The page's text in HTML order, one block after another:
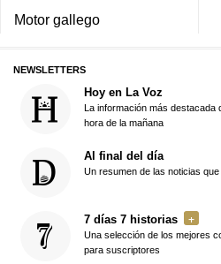
Motor gallego
NEWSLETTERS
Hoy en La Voz
La información más destacada
hora de la mañana
Al final del día
Un resumen de las noticias
7 días 7 historias
Una selección de los mejores
para suscriptores